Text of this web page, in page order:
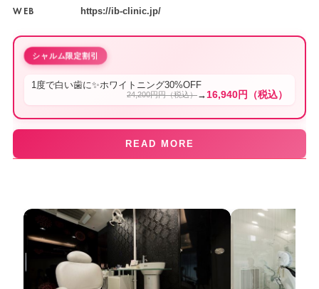
WEB https://ib-clinic.jp/
シャルム限定割引
1度で白い歯に✨ホワイトニング30%OFF
24,200円円（税込）→ 16,940円（税込）
READ MORE